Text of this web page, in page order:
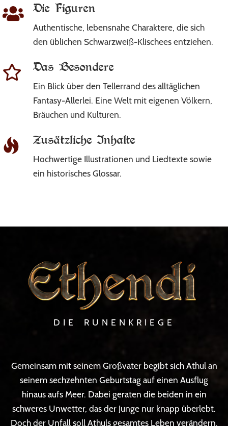
Die Figuren
Authentische, lebensnahe Charaktere, die sich
den üblichen Schwarzweiß-Klischees entziehen.
Das Besondere
Ein Blick über den Tellerrand des alltäglichen
Fantasy-Allerlei. Eine Welt mit eigenen Völkern,
Bräuchen und Kulturen.
Zusätzliche Inhalte
Hochwertige Illustrationen und Liedtexte sowie
ein historisches Glossar.
DIE RUNENKRIEGE
Gemeinsam mit seinem Großvater begibt sich Athul an
seinem sechzehnten Geburtstag auf einen Ausflug
hinaus aufs Meer. Dabei geraten die beiden in ein
schweres Unwetter, das der Junge nur knapp überlebt.
Doch der Unfall soll Athuls gesamtes Leben verändern.